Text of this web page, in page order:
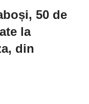
50 de
la
din